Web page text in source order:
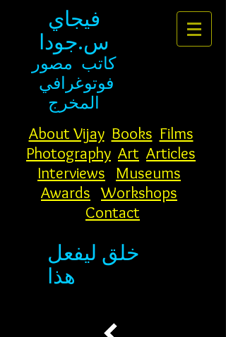
فيجاي
س.جودا
كاتب مصور
فوتوغرافي
المخرج
About Vijay Books Films
Photography Art Articles
Interviews
Museums
Awards Workshops
Contact
خلق ليفعل
هذا